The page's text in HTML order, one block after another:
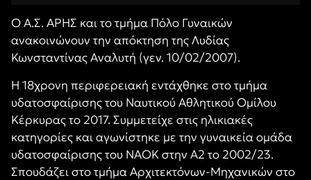
Ο Α.Σ. ΑΡΗΣ και το τμήμα Πόλο Γυναικών
ανακοινώνουν την απόκτηση της Λυδίας
Κωνσταντίνας Αναλυτή (γεν. 10/02/2007).
Η 18χρονη περιφερειακή εντάχθηκε στο τμήμα
υδατοσφαίρισης του Ναυτικού Αθλητικού Ομίλου
Κέρκυρας το 2017. Συμμετείχε στις ηλικιακές
κατηγορίες και αγωνίστηκε με την γυναικεία ομάδα
υδατοσφαίρισης του ΝΑΟΚ στην Α2 το 2002/23.
Σπουδάζει στο τμήμα Αρχιτεκτόνων-Μηχανικών στο